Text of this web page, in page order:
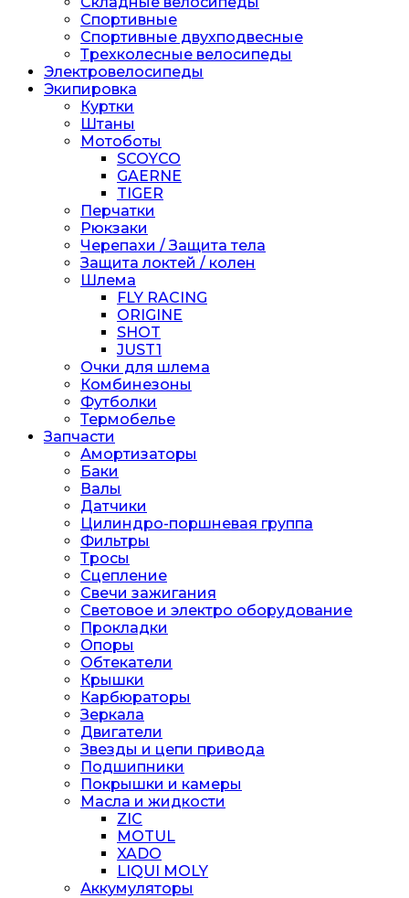
Спортивные
Спортивные двухподвесные
Трехколесные велосипеды
Электровелосипеды
Экипировка
Куртки
Штаны
Мотоботы
SCOYCO
GAERNE
TIGER
Перчатки
Рюкзаки
Черепахи / Защита тела
Защита локтей / колен
Шлема
FLY RACING
ORIGINE
SHOT
JUST1
Очки для шлема
Комбинезоны
Футболки
Термобелье
Запчасти
Амортизаторы
Баки
Валы
Датчики
Цилиндро-поршневая группа
Фильтры
Тросы
Сцепление
Свечи зажигания
Световое и электро оборудование
Прокладки
Опоры
Обтекатели
Крышки
Карбюраторы
Зеркала
Двигатели
Звезды и цепи привода
Подшипники
Покрышки и камеры
Масла и жидкости
ZIC
MOTUL
XADO
LIQUI MOLY
Аккумуляторы